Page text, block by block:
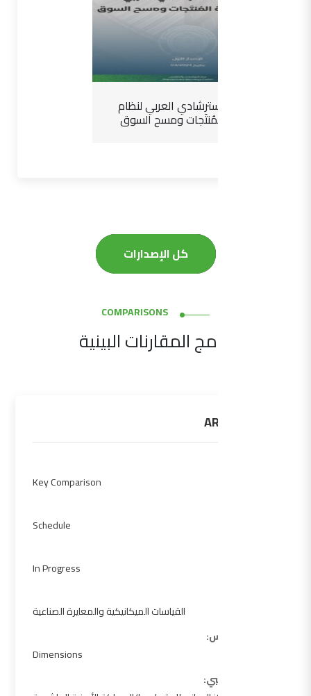
الدليل الاسترشادي العربي لنظام
سلامة المُنتَجات ومسح السوق
كل الإصدارات
COMPARISONS
برامج المقارنات البينية
ARAMET.L-K5
Key Comparison
Schedule
In Progress
القياسات الميكانيكية والمعايرة الصناعية
منطقة القياس:
Dimensions
المختبر التجريبي: